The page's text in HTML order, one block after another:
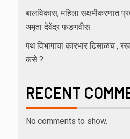
बालविकास, महिला सक्षमीकरणात
अमृता देवेंद्र फडणवीस
पथ विभागाचा कारभार ढिसाळच ,
कसे ?
RECENT
No comments to show.